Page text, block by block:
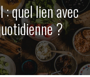
quel lien avec
?